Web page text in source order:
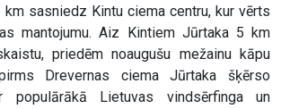
km sasniedz Kintu ciema centru, kur vērts
mantojumu. Aiz Kintiem Jūrtaka 5 km
priedēm noaugušu mežainu kāpu
Drevernas ciema Jūrtaka šķērso
Lietuvas vindsērfinga un